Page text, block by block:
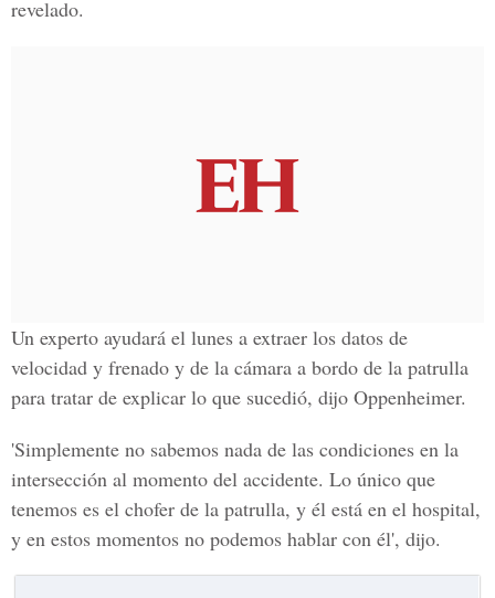
revelado.
Un experto ayudará el lunes a extraer los datos de
velocidad y frenado y de la cámara a bordo de la patrulla
para tratar de explicar lo que sucedió, dijo Oppenheimer.
'Simplemente no sabemos nada de las condiciones en la
intersección al momento del accidente. Lo único que
tenemos es el chofer de la patrulla, y él está en el hospital,
y en estos momentos no podemos hablar con él', dijo.